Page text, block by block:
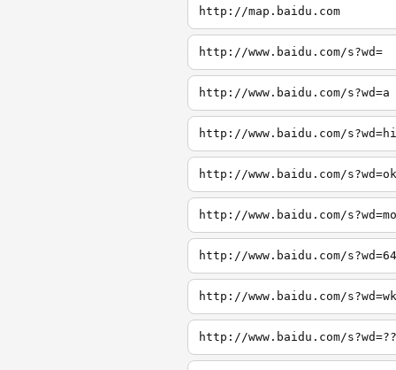
http://map.baidu.com
http://www.baidu.com/s?wd=
http://www.baidu.com/s?wd=a
http://www.baidu.com/s?wd=hi
http://www.baidu.com/s?wd=ok
http://www.baidu.com/s?wd=mo
http://www.baidu.com/s?wd=64
http://www.baidu.com/s?wd=wk
http://www.baidu.com/s?wd=??